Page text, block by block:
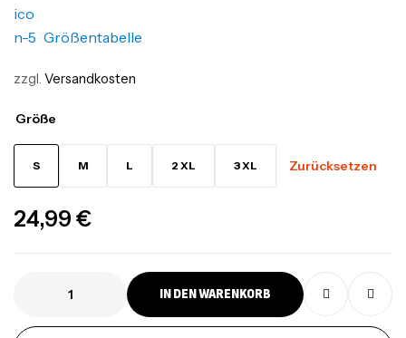
Größentabelle
zzgl. Versandkosten
Größe
S M L 2 XL 3 XL Zurücksetzen
24,99 €
IN DEN WARENKORB